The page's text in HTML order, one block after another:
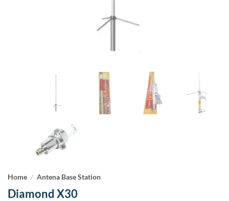
Home / Antena Base Station
Diamond X30